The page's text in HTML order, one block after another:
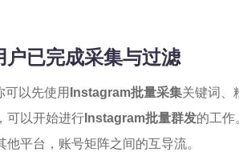
户已完成采集与过滤
可以先使用 Instagram批量采集关键词
可以开始进行 Instagram批量群发的工作
平台，账号矩阵之间的互导流。